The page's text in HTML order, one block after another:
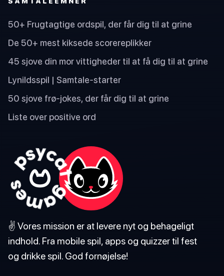
50+ Frugtagtige ordspil, der får dig til at grine
De 50+ mest kiksede scorereplikker
45 sjove din mor vittigheder til at få dig til at grine
Lynildsspil | Samtale-starter
50 sjove frø-jokes, der får dig til at grine
Liste over positive ord
✌️ Vores mission er at levere nyt og behageligt
indhold. Fra mobile spil, apps og quizzer til fest
og drikke spil. God fornøjelse!